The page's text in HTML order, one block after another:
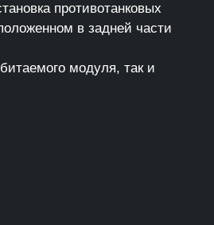
противотанковых
в задней части
модуля, так и